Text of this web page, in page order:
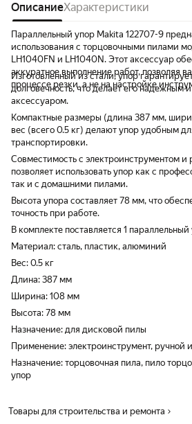
ОписаниеХарактеристики
Параллельный упор Makita 122707-9
использования с торцовочными пилами
LH1040FN и LH1040N. Этот аксессуар
аккуратное выполнение работ, позволяя
процессе резки, а не на настройке
Изготовленный из стали, упор
долговечность, что делает его надежным
аксессуаром.
Компактные размеры (длина 387 мм,
вес (всего 0.5 кг) делают упор удобным
транспортировки.
Совместимость с электроинструментом
позволяет использовать упор как с
так и с домашними пилами.
Высота упора составляет 78 мм, что
точность при работе.
В комплекте поставляется 1
Материал: сталь, пластик, алюминий
Вес: 0.5 кг
Длина: 387 мм
Ширина: 108 мм
Высота: 78 мм
Назначение: для дисковой пилы
Применение: электроинструмент, ручной
Назначение: торцовочная пила, пило
упор
Товары для строительства и ремонта